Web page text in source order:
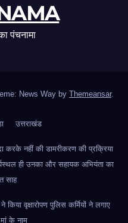
पंचनामा
News Way by Themeansar.
उत्तराखंड
करके नहीं की डामरीकरण की प्रक्रिया
ही उनका और सहायक अभियंता का
साह
वृक्षारोपण पुलिस कर्मियों ने लगाए
मां के नाम